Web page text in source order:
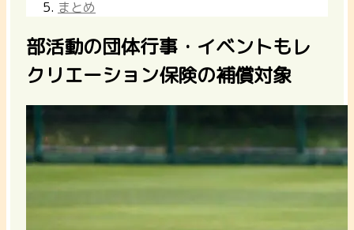
まとめ
部活動の団体行事・イベントもレ
クリエーション保険の補償対象